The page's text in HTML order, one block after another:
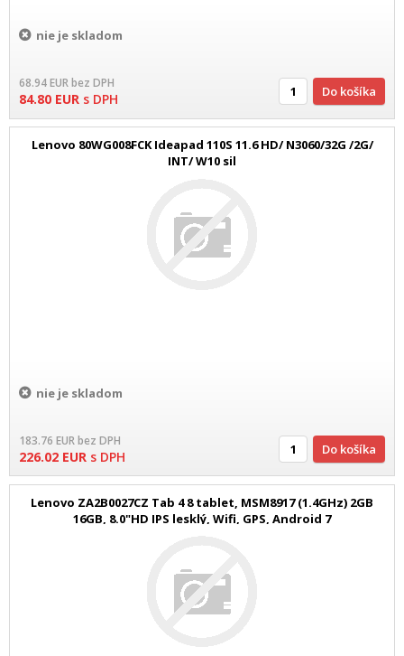
nie je skladom
68.94EURbez DPH
84.80 EUR s DPH Do košíka
Lenovo 80WG008FCK Ideapad 110S 11.6 HD/ N3060/32G /2G/
INT/ W10 sil
nie je skladom
183.76 EURbez DPH
226.02 EUR s DPH Do košíka
Lenovo ZA2B0027CZ Tab 4 8 tablet, MSM8917 (1.4GHz) 2GB
16GB, 8.0"HD IPS lesklý, Wifi, GPS, Android 7